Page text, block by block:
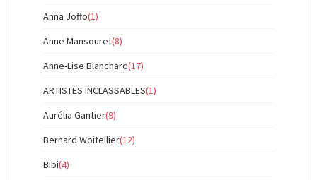
Anna Joffo(1)
Anne Mansouret(8)
Anne-Lise Blanchard(17)
ARTISTES INCLASSABLES(1)
Aurélia Gantier(9)
Bernard Woitellier(12)
Bibi(4)